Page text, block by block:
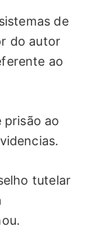
de
do autor
ao
ao
tutelar